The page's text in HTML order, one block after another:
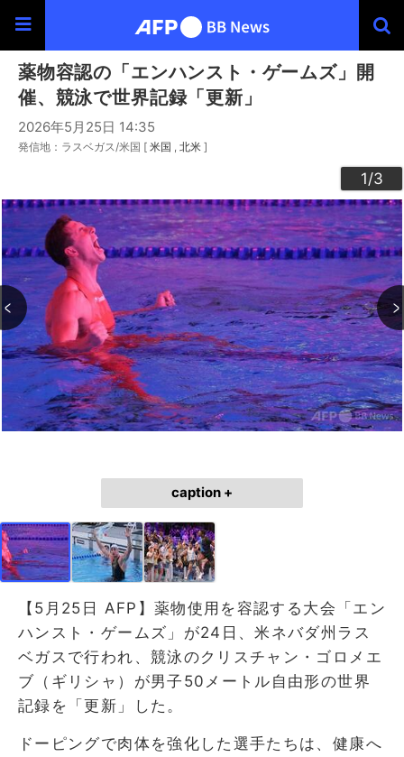
薬物容認の「エンハンスト・ゲームズ」開
催、競泳で世界記録「更新」
2026年5月25日 14:35
発信地：ラスベガス/米国 [ 米国 北米 ]
1/3
2/3
3/3
caption +
【5月25日 AFP】薬物使用を容認する大会「エン
ハンスト・ゲームズ」が24日、米ネバダ州ラス
ベガスで行われ、競泳のクリスチャン・ゴロメエ
ブ（ギリシャ）が男子50メートル自由形の世界
記録を「更新」した。
ドーピングで肉体を強化した選手たちは、健康へ